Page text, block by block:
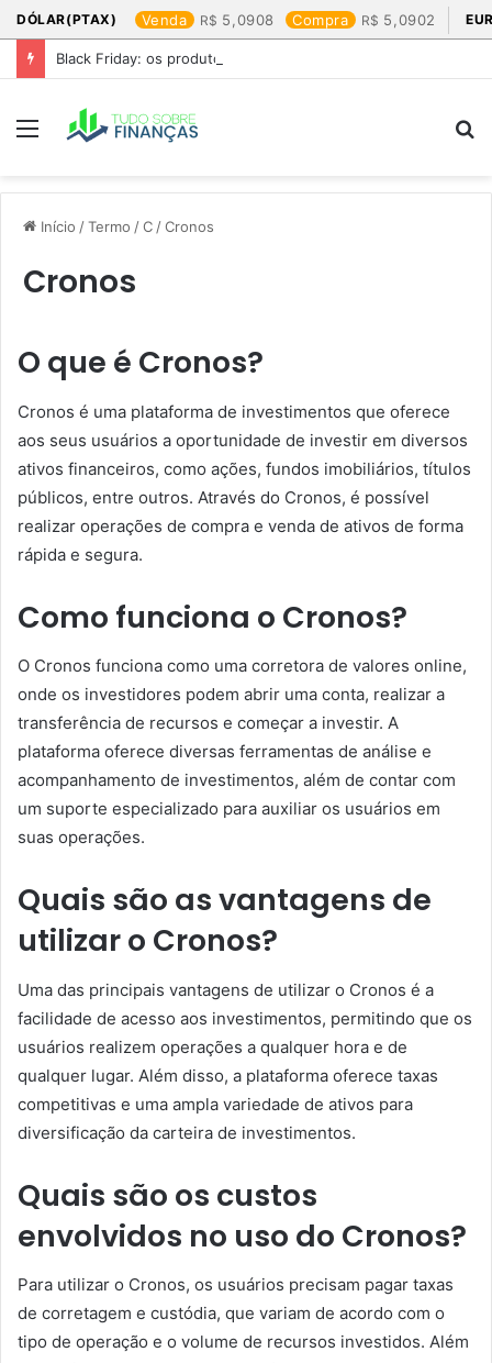
DÓLAR(PTAX) Venda 5,0908 Compra 5,0902
Black Friday: os produtos que mais valem a pena
Menu
Início /Termo /C /Cronos
Cronos
O que é Cronos?
Cronos é uma plataforma de investimentos que oferece
aos seus usuários a oportunidade de investir em diversos
ativos financeiros, como ações, fundos imobiliários, títulos
públicos, entre outros. Através do Cronos, é possível
realizar operações de compra e venda de ativos de forma
rápida e segura.
Como funciona o Cronos?
O Cronos funciona como uma corretora de valores online,
onde os investidores podem abrir uma conta, realizar a
transferência de recursos e começar a investir. A
plataforma oferece diversas ferramentas de análise e
acompanhamento de investimentos, além de contar com
um suporte especializado para auxiliar os usuários em
suas operações.
Quais são as vantagens de
utilizar o Cronos?
Uma das principais vantagens de utilizar o Cronos é a
facilidade de acesso aos investimentos, permitindo que os
usuários realizem operações a qualquer hora e de
qualquer lugar. Além disso, a plataforma oferece taxas
competitivas e uma ampla variedade de ativos para
diversificação da carteira de investimentos.
Quais são os custos
envolvidos no uso do Cronos?
Para utilizar o Cronos, os usuários precisam pagar taxas
de corretagem e custódia, que variam de acordo com o
tipo de operação e o volume de recursos investidos. Além